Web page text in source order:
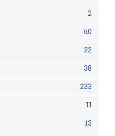
2
60
22
38
233
11
13